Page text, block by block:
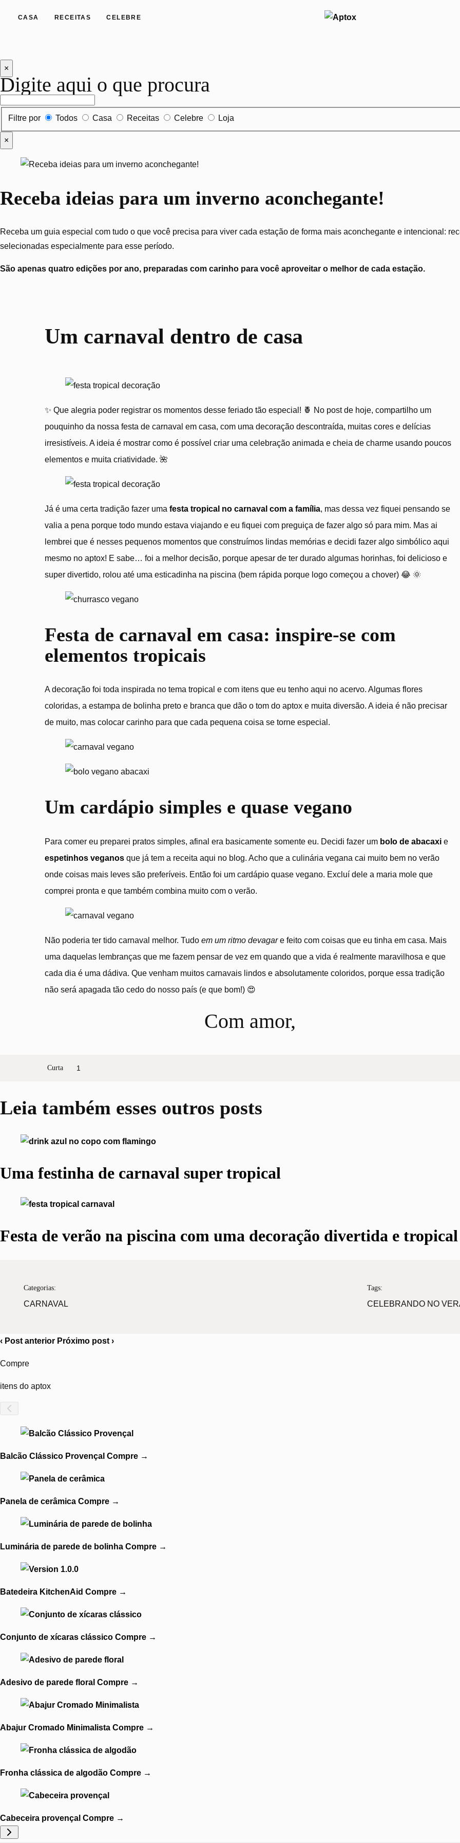
CASA RECEITAS CELEBRE
×
Digite aqui o que procura
Filtrar por tipo de conteúdo
Filtre por Todos Casa Receitas Celebre Loja
×
Receba ideias para um inverno aconchegante!
Receba um guia especial com tudo o que você precisa para viver cada estação de forma mais aconchegante e intencional:
selecionadas especialmente para esse período.
São apenas quatro edições por ano, preparadas com carinho para você aproveitar o melhor de cada estação.
Um carnaval dentro de casa
✨ Que alegria poder registrar os momentos desse feriado tão especial! 🍍 No post de hoje, compartilho um
pouquinho da nossa festa de carnaval em casa, com uma decoração descontraída, muitas cores e delícias
irresistíveis. A ideia é mostrar como é possível criar uma celebração animada e cheia de charme usando poucos
elementos e muita criatividade. 🌺
Já é uma certa tradição fazer uma festa tropical no carnaval com a família, mas dessa vez fiquei pensando se
valia a pena porque todo mundo estava viajando e eu fiquei com preguiça de fazer algo só para mim. Mas ai
lembrei que é nesses pequenos momentos que construímos lindas memórias e decidi fazer algo simbólico aqui
mesmo no aptox! E sabe… foi a melhor decisão, porque apesar de ter durado algumas horinhas, foi delicioso e
super divertido, rolou até uma esticadinha na piscina (bem rápida porque logo começou a chover) 😂 🌞
Festa de carnaval em casa: inspire-se com
elementos tropicais
A decoração foi toda inspirada no tema tropical e com itens que eu tenho aqui no acervo. Algumas flores
coloridas, a estampa de bolinha preto e branca que dão o tom do aptox e muita diversão. A ideia é não precisar
de muito, mas colocar carinho para que cada pequena coisa se torne especial.
Um cardápio simples e quase vegano
Para comer eu preparei pratos simples, afinal era basicamente somente eu. Decidi fazer um bolo de abacaxi e
espetinhos veganos que já tem a receita aqui no blog. Acho que a culinária vegana cai muito bem no verão
onde coisas mais leves são preferíveis. Então foi um cardápio quase vegano. Excluí dele a maria mole que
comprei pronta e que também combina muito com o verão.
Não poderia ter tido carnaval melhor. Tudo em um ritmo devagare feito com coisas que eu tinha em casa. Mais
uma daquelas lembranças que me fazem pensar de vez em quando que a vida é realmente maravilhosa e que
cada dia é uma dádiva. Que venham muitos carnavais lindos e absolutamente coloridos, porque essa tradição
não será apagada tão cedo do nosso país (e que bom!) 😍
Com amor,
Curta 1
Leia também esses outros posts
Uma festinha de carnaval super tropical
Festa de verão na piscina com uma decoração divertida e tropical
Categorias:
CARNAVAL
Tags:
CELEBRANDO NO
‹ Post anterior Próximo post ›
Compre
itens do aptox
Balcão Clássico Provençal Compre →
Panela de cerâmica Compre →
Luminária de parede de bolinha Compre →
Batedeira KitchenAid Compre →
Conjunto de xícaras clássico Compre →
Adesivo de parede floral Compre →
Abajur Cromado Minimalista Compre →
Fronha clássica de algodão Compre →
Cabeceira provençal Compre →